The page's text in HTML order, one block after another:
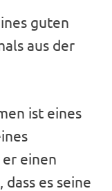
guten
aus der
ist eines
einen
es seine